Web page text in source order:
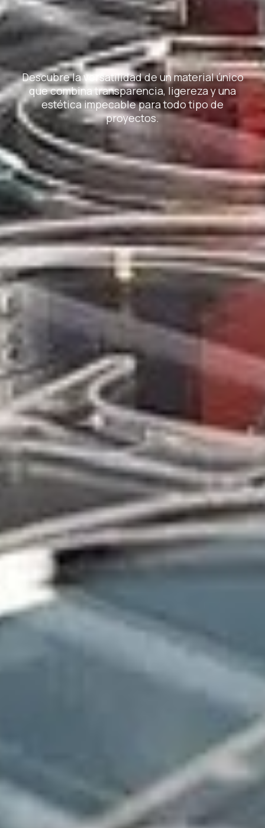
Descubre la versatilidad de un material único
que combina transparencia, ligereza y una
estética impecable para todo tipo de
proyectos.